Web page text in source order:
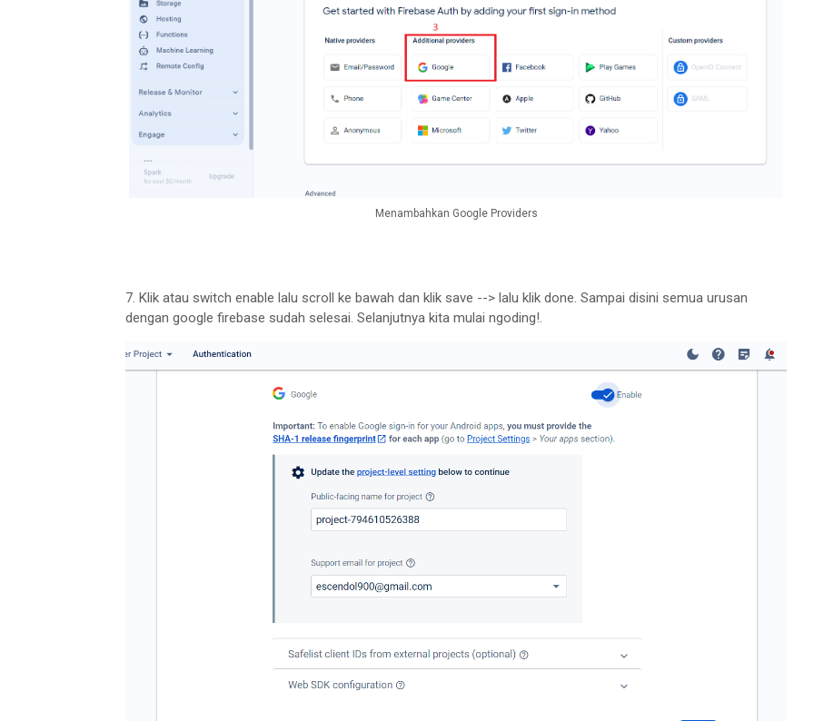
Menambahkan Google Providers
7. Klik atau switch enable lalu scroll ke bawah dan klik save --> lalu klik done. Sampai disini semua urusan
dengan google firebase sudah selesai. Selanjutnya kita mulai ngoding!.